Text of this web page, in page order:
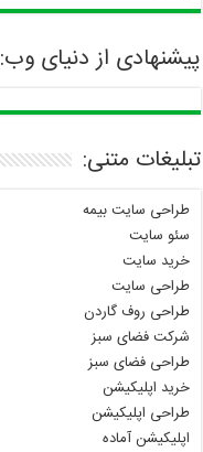
پیشنهادی از دنیای وب:
تبلیغات متنی:
طراحی سایت بیمه
سئو سایت
خرید سایت
طراحی سایت
طراحی روف گاردن
شرکت فضای سبز
طراحی فضای سبز
خرید اپلیکیشن
طراحی اپلیکیشن
اپلیکیشن آماده